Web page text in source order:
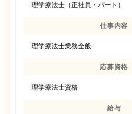
理学療法士（正社員・パート）
仕事内容
理学療法士業務全般
応募資格
理学療法士資格
給与